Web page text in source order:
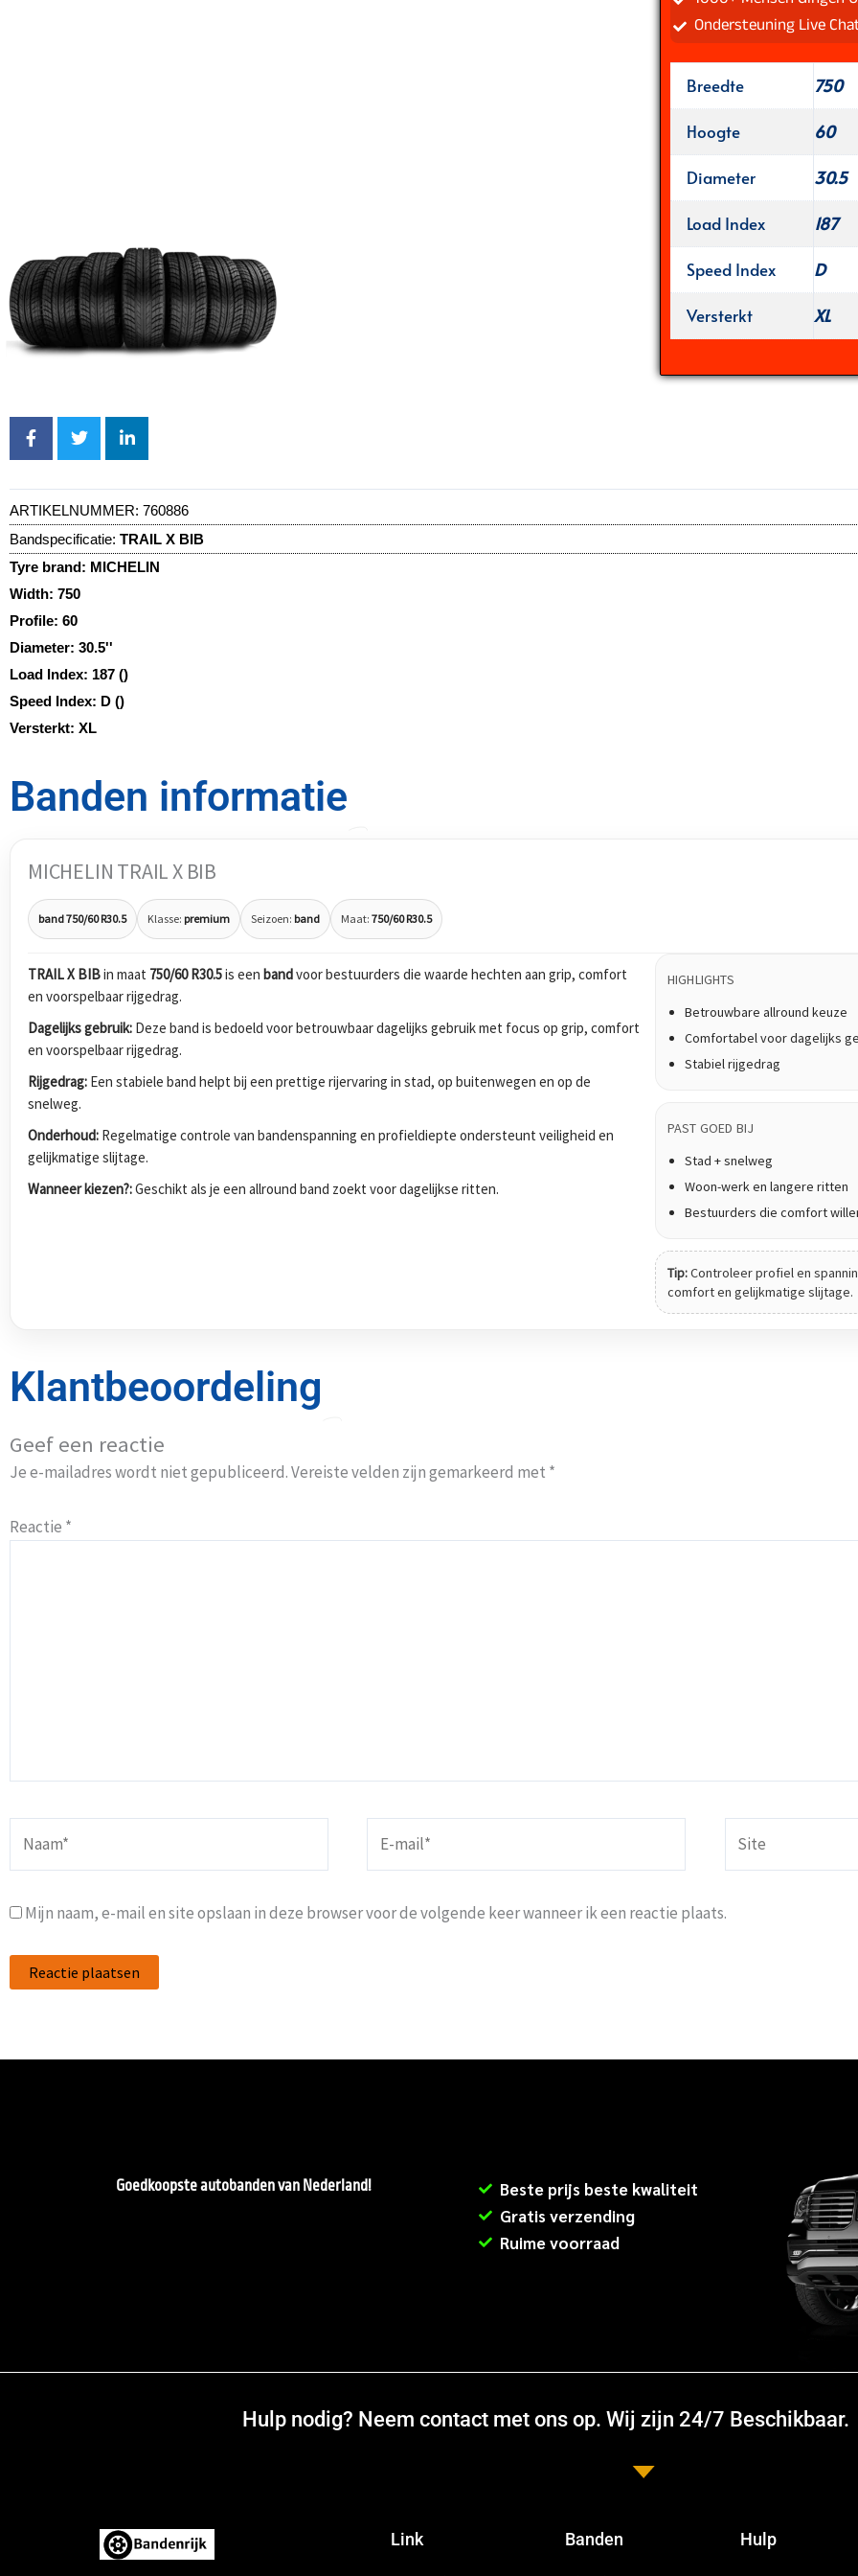
Ondersteuning Live
Breedte
750
Hoogte
60
Diameter
30.5
Load Index
187
Speed Index
D
Versterkt
XL
ARTIKELNUMMER: 760886
Bandspecificatie: TRAIL X BIB
Tyre brand: MICHELIN
Width: 750
Profile: 60
Diameter: 30.5''
Load Index: 187 ()
Speed Index: D ()
Versterkt: XL
Banden informatie
MICHELIN TRAIL X BIB
band 750/60 R30.5 Klasse: premium Seizoen: band Maat: 750/60 R30.5
TRAIL X BIBin maat 750/60 R30.5is een bandvoor bestuurders die waarde hechten aan grip, comfort
en voorspelbaar rijgedrag.
Dagelijks gebruik: Deze band is bedoeld voor betrouwbaar dagelijks gebruik met focus op grip, comfort
en voorspelbaar rijgedrag.
Rijgedrag: Een stabiele band helpt bij een prettige rijervaring in stad, op buitenwegen en op de
snelweg.
Onderhoud: Regelmatige controle van bandenspanning en profieldiepte ondersteunt veiligheid en
gelijkmatige slijtage.
Wanneer kiezen?:Geschikt als je een allround band zoekt voor dagelijkse ritten.
HIGHLIGHTS
Betrouwbare allround keuze
Comfortabel voor dagelijks
Stabiel rijgedrag
PAST GOED BIJ
Stad + snelweg
Woon-werk en langere ritten
Bestuurders die comfort
Tip:Controleer profiel en
comfort en gelijkmatige slijtage.
Klantbeoordeling
Geef een reactie
Je e-mailadres wordt niet gepubliceerd.Vereiste velden zijn gemarkeerd met *
Reactie *
mail*
Mijn naam, e-mail en site opslaan in deze browser voor de volgende keer wanneer ik een reactie plaats.
Goedkoopste autobanden van Nederland!
Beste prijs beste kwaliteit
Gratis verzending
Ruime voorraad
Hulp nodig? Neem contact met ons op. Wij zijn 24/7 Beschikbaar.
Link Banden Hulp